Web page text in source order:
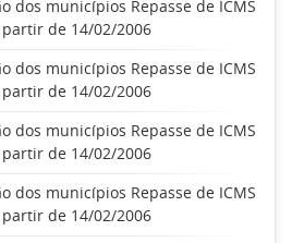
dos municípios Repasse de ICMS
partir de 14/02/2006
dos municípios Repasse de ICMS
partir de 14/02/2006
dos municípios Repasse de ICMS
partir de 14/02/2006
dos municípios Repasse de ICMS
partir de 14/02/2006